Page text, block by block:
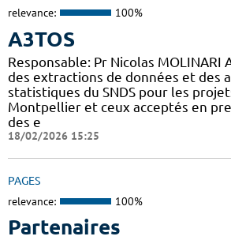
relevance: 100%
A3TOS
Responsable: Pr Nicolas MOLINARI
des extractions de données et des
statistiques du SNDS pour les
Montpellier et ceux acceptés en
des e
18/02/2026 15:25
PAGES
relevance: 100%
Partenaires